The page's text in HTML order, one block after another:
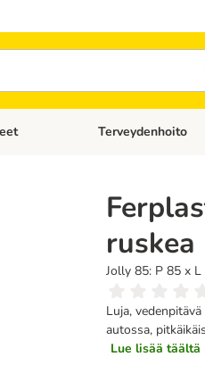
Kissanruoka Avaa
Terveydenhoito
ruskea
Jolly 85: P 85 x
Luja,
autossa,
Lue lisää täältä